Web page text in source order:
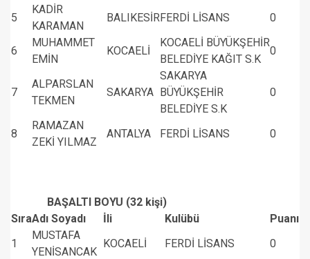
5
KADİR
KARAMAN
BALIKESİRFERDİ LİSANS 0
6
MUHAMMET
EMİN
KOCAELİ
KOCAELİ BÜYÜKŞEHİR
BELEDİYE KAĞIT S.K
0
7
ALPARSLAN
TEKMEN
SAKARYA
SAKARYA
BÜYÜKŞEHİR
BELEDİYE S.K
0
8
RAMAZAN
ZEKİ YILMAZ
ANTALYA FERDİ LİSANS 0
BAŞALTI BOYU (32 kişi)
SıraAdı Soyadı İli Kulübü
Puanı
1
MUSTAFA
YENİSANCAK
KOCAELİ FERDİ LİSANS 0